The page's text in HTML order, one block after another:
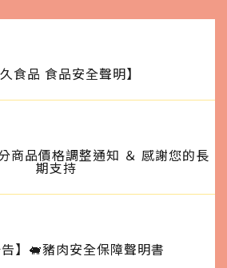
久食品 食品安全聲明】
商品價格調整通知 ＆ 感謝您的長
期支持
告】🐖豬肉安全保障聲明書